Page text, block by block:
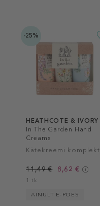
-25%
HEATHCOTE & IVORY
In The Garden Hand
Creams
Kätekreemi komplekt
11,49 € 8,62 €
1 tk
AINULT E-POES